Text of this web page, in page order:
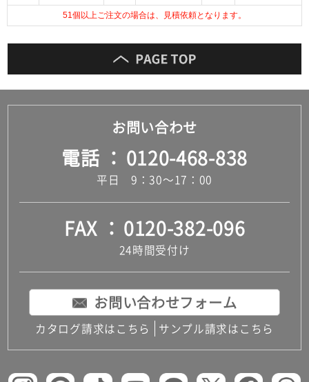
51 個以上ご注文の場合は、見積依頼となります。
お問い合わせ
電話 0120-468-838
平日 9：30～17：00
FAX 0120-382-096
24時間受付け
お問い合わせフォーム
カタログ請求はこちら サンプル請求はこちら